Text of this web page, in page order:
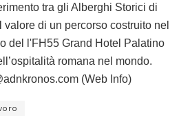
tra gli Alberghi Storici di
di un percorso costruito nel
del l'FH55 Grand Hotel Palatino
romana nel mondo.
(Web Info)